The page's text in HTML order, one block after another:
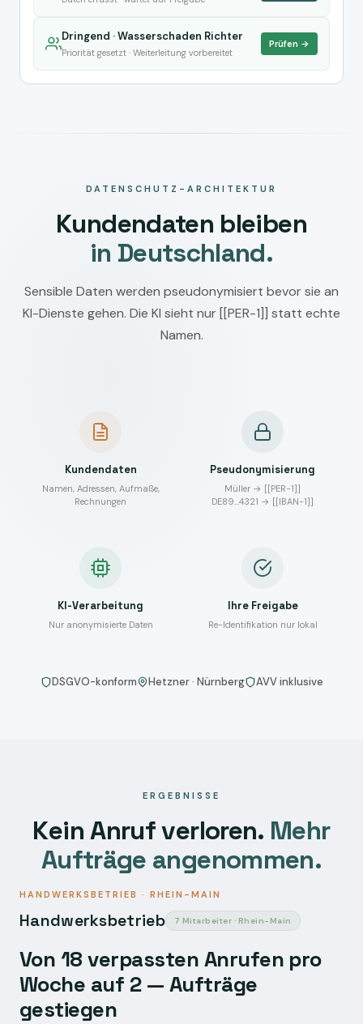
Dringend · Wasserschaden Richter
Priorität gesetzt · Weiterleitung vorbereitet
Prüfen →
DATENSCHUTZ-ARCHITEKTUR
Kundendaten bleiben
in Deutschland.
Sensible Daten werden pseudonymisiert bevor sie an
KI-Dienste gehen. Die KI sieht nur [[PER-1]] statt echte
Namen.
Kundendaten
Namen, Adressen, Aufmaße,
Rechnungen
Pseudonymisierung
Müller → [[PER-1]]
DE89…4321 → [[IBAN-1]]
KI-Verarbeitung
Nur anonymisierte Daten
Ihre Freigabe
Re-Identifikation nur lokal
DSGVO-konform Hetzner · Nürnberg AVV inklusive
ERGEBNISSE
Kein Anruf verloren. Mehr
Aufträge angenommen.
HANDWERKSBETRIEB · RHEIN-MAIN
Handwerksbetrieb 7 Mitarbeiter · Rhein-Main
Von 18 verpassten Anrufen pro
Woche auf 2 — Aufträge
gestiegen